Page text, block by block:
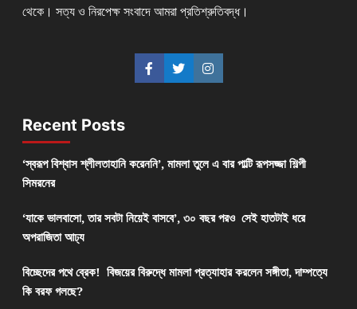
থেকে। সত্য ও নিরপেক্ষ সংবাদে আমরা প্রতিশ্রুতিবদ্ধ।
Recent Posts
‘স্বরূপ বিশ্বাস শ্লীলতাহানি করেননি’, মামলা তুলে এ বার পাল্টি রূপসজ্জা শিল্পী
সিমরনের
‘যাকে ভালবাসো, তার সবটা নিয়েই বাসবে’, ৩০ বছর পরও সেই হাতটাই ধরে
অপরাজিতা আঢ্য
বিচ্ছেদের পথে ব্রেক! বিজয়ের বিরুদ্ধে মামলা প্রত্যাহার করলেন সঙ্গীতা, দাম্পত্যে
কি বরফ গলছে?